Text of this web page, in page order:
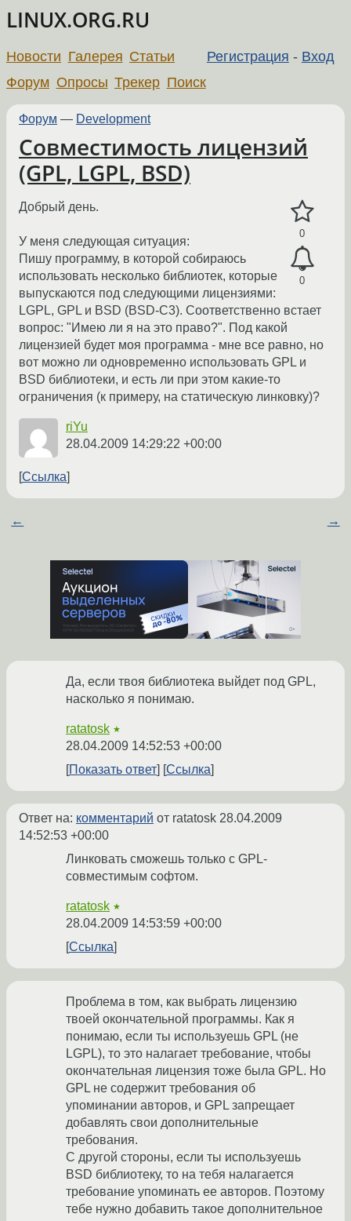
LINUX.ORG.RU
Регистрация - Вход
Новости Галерея Статьи
Форум Опросы Трекер Поиск
Форум — Development
Совместимость лицензий
(GPL, LGPL, BSD)
0
0
Добрый день.
У меня следующая ситуация:
Пишу программу, в которой собираюсь
использовать несколько библиотек, которые
выпускаются под следующими лицензиями:
LGPL, GPL и BSD (BSD-C3). Соответственно встает
вопрос: "Имею ли я на это право?". Под какой
лицензией будет моя программа - мне все равно, но
вот можно ли одновременно использовать GPL и
BSD библиотеки, и есть ли при этом какие-то
ограничения (к примеру, на статическую линковку)?
riYu
28.04.2009 14:29:22 +00:00
Ссылка
← →
Да, если твоя библиотека выйдет под GPL,
насколько я понимаю.
ratatosk ★
28.04.2009 14:52:53 +00:00
Показать ответ
Ссылка
Ответ на: комментарий от ratatosk 28.04.2009
14:52:53 +00:00
Линковать сможешь только с GPL-
совместимым софтом.
ratatosk ★
28.04.2009 14:53:59 +00:00
Ссылка
Проблема в том, как выбрать лицензию
твоей окончательной программы. Как я
понимаю, если ты используешь GPL (не
LGPL), то это налагает требование, чтобы
окончательная лицензия тоже была GPL. Но
GPL не содержит требования об
упоминании авторов, и GPL запрещает
добавлять свои дополнительные
требования.
С другой стороны, если ты используешь
BSD библиотеку, то на тебя налагается
требование упоминать ее авторов. Поэтому
тебе нужно добавить такое дополнительное